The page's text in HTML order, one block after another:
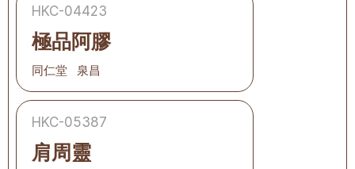
HKC-04423
極品阿膠
同仁堂   泉昌
HKC-05387
肩周靈